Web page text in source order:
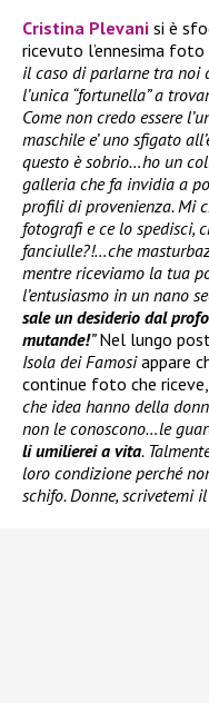
Cristina Plevani si è
ricevuto l’ennesima
il caso di parlarne tra noi
l’unica “fortunella” a
Come non credo essere
maschile e’ uno sfigato
questo è sobrio…ho un
galleria che fa invidia a
profili di provenienza. Mi
fotografi e ce lo spedisci,
fanciulle?!…che
mentre riceviamo la tua
l’entusiasmo in un nano
sale un desiderio dal
mutande!”Nel lungo
Isola dei Famosiappare
continue foto che
che idea hanno della
non le conoscono…le
li umilierei a vita.
loro condizione perché
schifo. Donne, scrivetemi